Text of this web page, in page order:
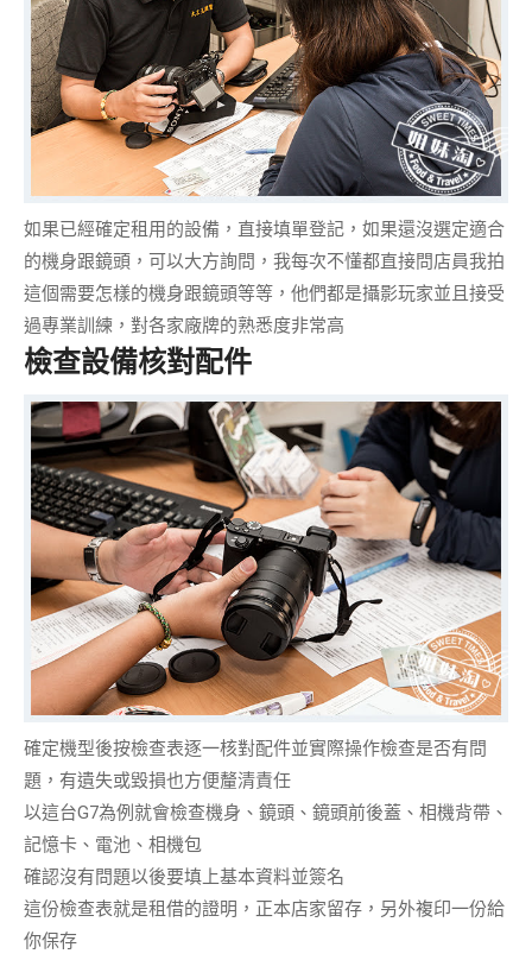
如果已經確定租用的設備，直接填單登記，如果還沒選定適合
的機身跟鏡頭，可以大方詢問，我每次不懂都直接問店員我拍
這個需要怎樣的機身跟鏡頭等等，他們都是攝影玩家並且接受
過專業訓練， 對各家廠牌的熟悉度非常高
檢查設備核對配件
確定機型後按檢查表逐一核對配件並實際操作檢查是否有問
題，有遺失或毀損也方便釐清責任
以這台G7為例就會檢查機身、鏡頭、鏡頭前後蓋、相機背帶、
記憶卡、電池、相機包
確認沒有問題以後要填上基本資料並簽名
這份檢查表就是租借的證明，正本店家留存，另外複印一份給
你保存